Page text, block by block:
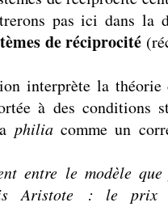
pas ici dans la
de réciprocité
interprète la théorie
à des conditions
philiacomme un
entre le modèle
Aristote : le prix